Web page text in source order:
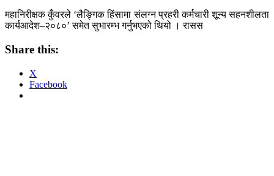
महानिरीक्षक कुँवरले ‘लैङ्गिक हिंसामा संलग्न प्रहरी कर्मचारी शून्य सहनशीलता
कार्यआदेश–२०८०’ समेत सुभारम्भ गर्नुभएको थियो । रासस
Share this:
X
Facebook